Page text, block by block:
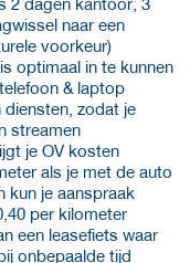
naar een
voorkeur)
optimaal in te kunnen
& laptop
zodat je
streamen
je OV kosten
als je met de auto
kun je aanspraak
per kilometer
een leasefiets waar
onbepaalde tijd